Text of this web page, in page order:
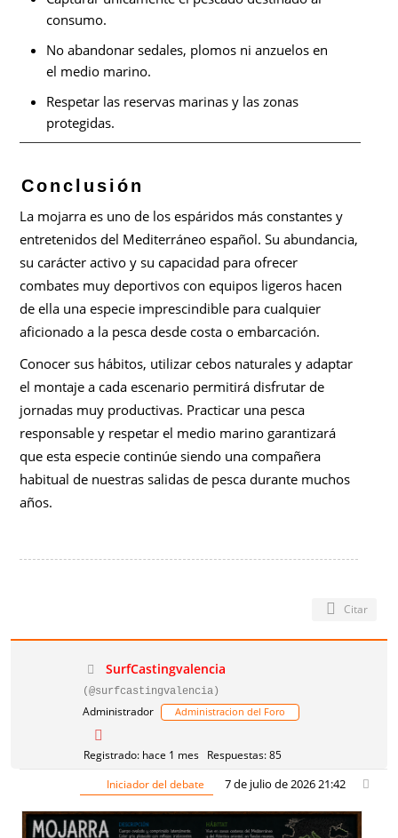
consumo.
No abandonar sedales, plomos ni anzuelos en
el medio marino.
Respetar las reservas marinas y las zonas
protegidas.
Conclusión
La mojarra es uno de los espáridos más constantes y
entretenidos del Mediterráneo español. Su abundancia,
su carácter activo y su capacidad para ofrecer
combates muy deportivos con equipos ligeros hacen
de ella una especie imprescindible para cualquier
aficionado a la pesca desde costa o embarcación.
Conocer sus hábitos, utilizar cebos naturales y adaptar
el montaje a cada escenario permitirá disfrutar de
jornadas muy productivas. Practicar una pesca
responsable y respetar el medio marino garantizará
que esta especie continúe siendo una compañera
habitual de nuestras salidas de pesca durante muchos
años.
Citar
SurfCastingvalencia
(@surfcastingvalencia)
Administrador Administracion del Foro
Registrado: hace 1 mes Respuestas: 85
Iniciador del debate
7 de julio de 2026 21:42